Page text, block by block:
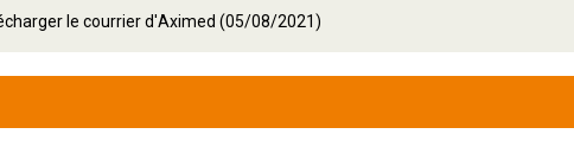
le courrier d'Aximed (05/08/2021)